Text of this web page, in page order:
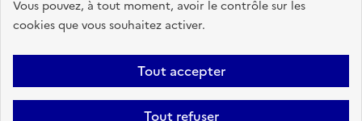
Vous pouvez, à tout moment, avoir le contrôle sur les
cookies que vous souhaitez activer.
Tout accepter
Tout refuser
service-public.gouv.fr
data.gouv.fr
Plan du site Accessibilite : non conforme
Mentions légales
Politique de confidentialité
Gestion des cookies FAQ
Kit de
Statistiques Code source